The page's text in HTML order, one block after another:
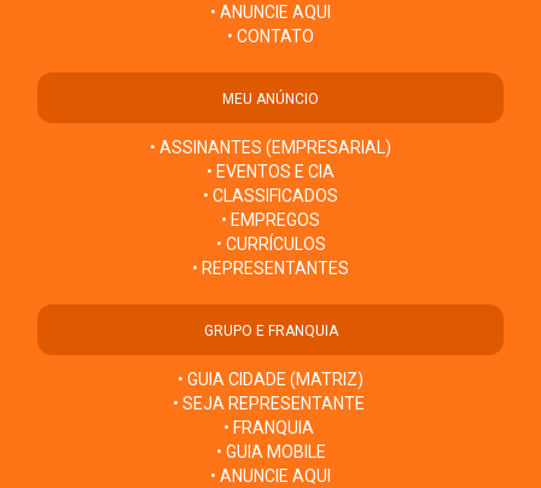
• ANUNCIE AQUI
• CONTATO
MEU ANÚNCIO
• ASSINANTES (EMPRESARIAL)
• EVENTOS E CIA
• CLASSIFICADOS
• EMPREGOS
• CURRÍCULOS
• REPRESENTANTES
GRUPO E FRANQUIA
• GUIA CIDADE (MATRIZ)
• SEJA REPRESENTANTE
• FRANQUIA
• GUIA MOBILE
• ANUNCIE AQUI